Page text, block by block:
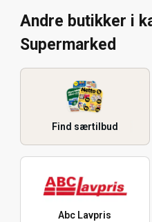
Andre butikker i
Supermarked
Find særtilbud
Abc Lavpris